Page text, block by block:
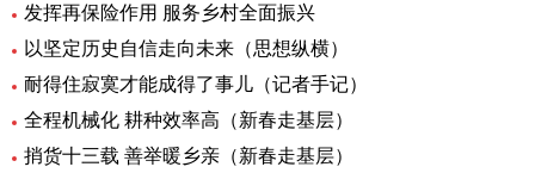
发挥再保险作用 服务乡村全面振兴
以坚定历史自信走向未来（思想纵横）
耐得住寂寞才能成得了事儿（记者手记）
全程机械化 耕种效率高（新春走基层）
捎货十三载 善举暖乡亲（新春走基层）